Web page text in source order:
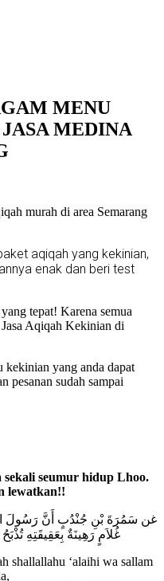
MENU
MEDINA
murah di area Semarang
aqiqah yang kekinian,
enak dan beri test
tepat! Karena semua
Jasa Aqiqah Kekinian di
kekinian yang anda dapat
pesanan sudah sampai
seumur hidup Lhoo.
lewatkan!!
غن سَمُرَةَ بْنِ جُنْدُبٍ أَنَّ رَسُولَ
غُلاَمٍ رَهِينَةٌ بِعَقِيقَتِهِ تُذْبَحُ عَنْهُ يَوْمَ سَابِعِهِ وَيُحْلَقُ وَيُسَمَّى
shallallahu ‘alaihi wa sallam